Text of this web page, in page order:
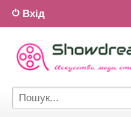
Вхід